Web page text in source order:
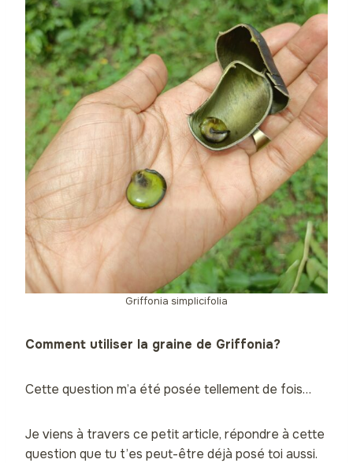
Griffonia simplicifolia
Comment utiliser la graine de Griffonia?
Cette question m’a été posée tellement de fois…
Je viens à travers ce petit article, répondre à cette
question que tu t’es peut-être déjà posé toi aussi.